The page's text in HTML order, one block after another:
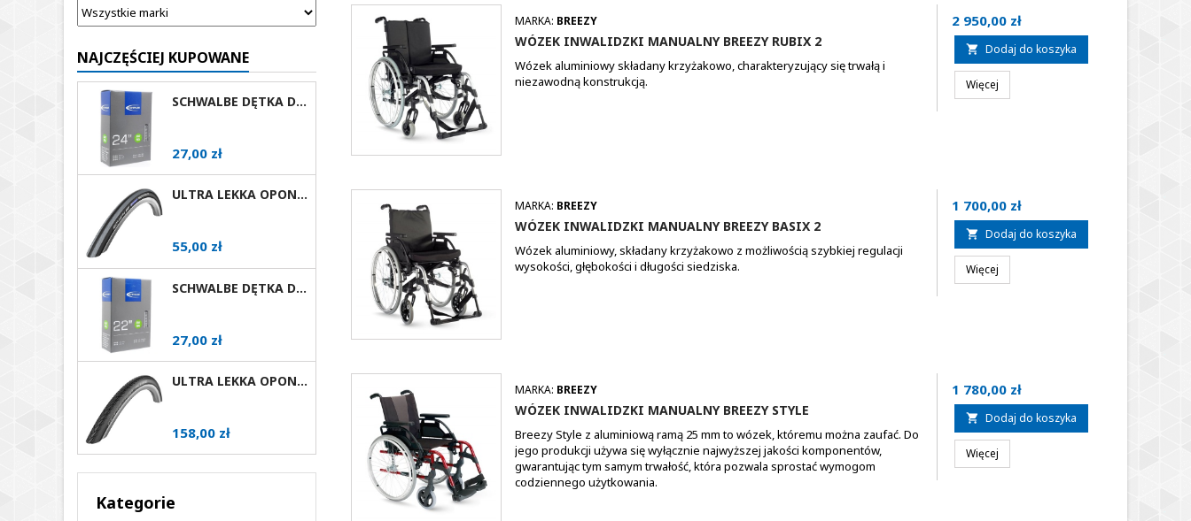
NAJCZĘŚCIEJ KUPOWANE
SCHWALBE DĘTKA DO WÓZKA INWALIDZKIEGO 24X1 AV
Cena
27,00 zł
ULTRA LEKKA OPONA DO WÓZKA AKTYWNEGO SCHWALBE RIGHTRUN RÓŻNE ROZMIARY I KOLORY AV
Cena
55,00 zł
SCHWALBE DĘTKA DO WÓZKA INWALIDZKIEGO 22X1 AV
Cena
27,00 zł
ULTRA LEKKA OPONA DO WÓZKA AKTYWNEGO SCHWALBE MARATHON PLUS EVOLUTION RÓŻNE ROZMIARY AV
Cena
158,00 zł
Kategorie
MARKA: BREEZY
WÓZEK INWALIDZKI MANUALNY BREEZY RUBIX 2
Wózek aluminiowy składany krzyżakowo, charakteryzujący się trwałą i
niezawodną konstrukcją.
Cena
2 950,00 zł
 Dodaj do koszyka
Więcej
MARKA: BREEZY
WÓZEK INWALIDZKI MANUALNY BREEZY BASIX 2
Wózek aluminiowy, składany krzyżakowo z możliwością szybkiej regulacji
wysokości, głębokości i długości siedziska.
Cena
1 700,00 zł
 Dodaj do koszyka
Więcej
MARKA: BREEZY
WÓZEK INWALIDZKI MANUALNY BREEZY STYLE
Breezy Style z aluminiową ramą 25 mm to wózek, któremu można zaufać. Do
jego produkcji używa się wyłącznie najwyższej jakości komponentów,
gwarantując tym samym trwałość, która pozwala sprostać wymogom
codziennego użytkowania.
Cena
1 780,00 zł
 Dodaj do koszyka
Więcej